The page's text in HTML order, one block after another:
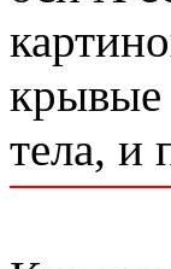
крывые
тела, и